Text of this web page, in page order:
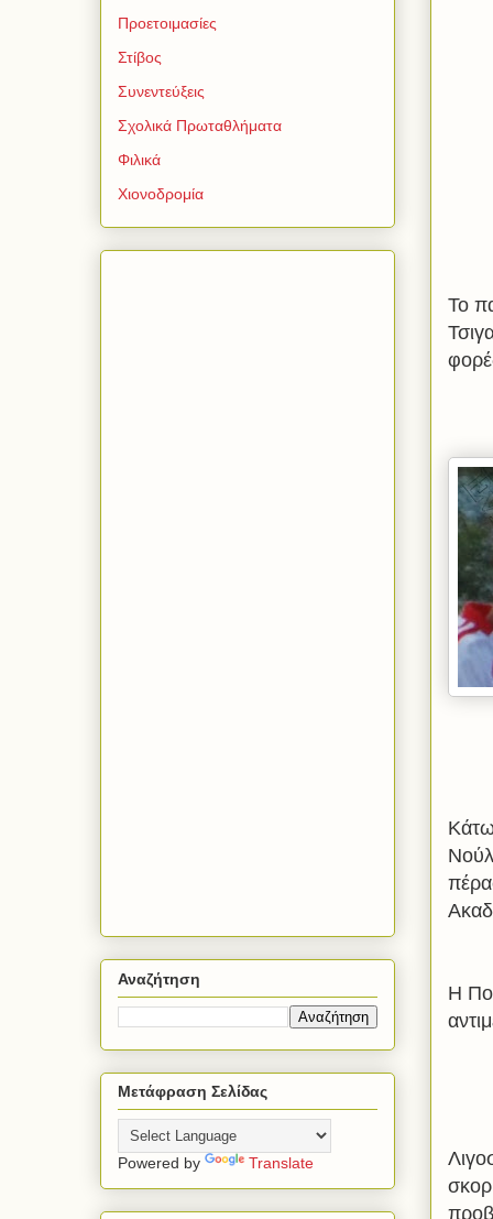
Το
Η
Προετοιμασίες
Στίβος
Συνεντεύξεις
Σχολικά Πρωταθλήματα
Φιλικά
Χιονοδρομία
Αναζήτηση
Μετάφραση Σελίδας
Powered by Translate